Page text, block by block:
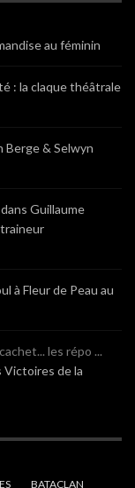
au féminin
: la claque théâtrale
Berge & Selwyn
Guillaume
à Fleur de Peau au
les répo ...
Victoires de la
BATACLAN